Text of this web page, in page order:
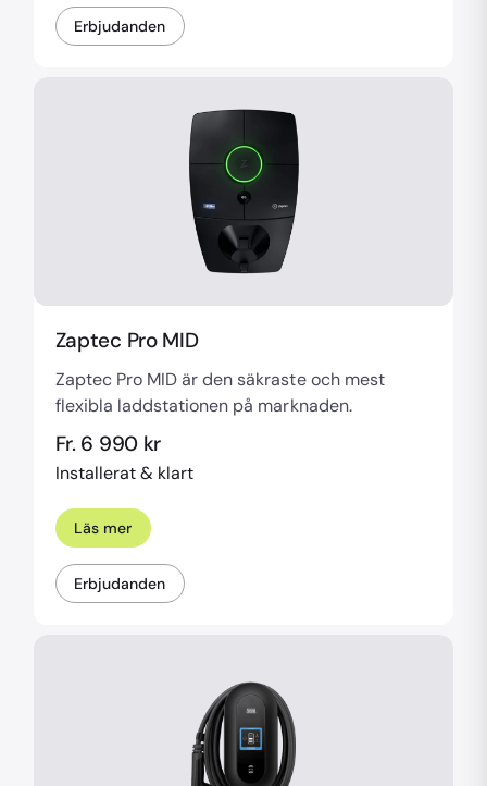
Erbjudanden
Zaptec Pro MID
Zaptec Pro MID är den säkraste och mest
flexibla laddstationen på marknaden.
Fr. 6 990 kr
Installerat & klart
Läs mer
Erbjudanden